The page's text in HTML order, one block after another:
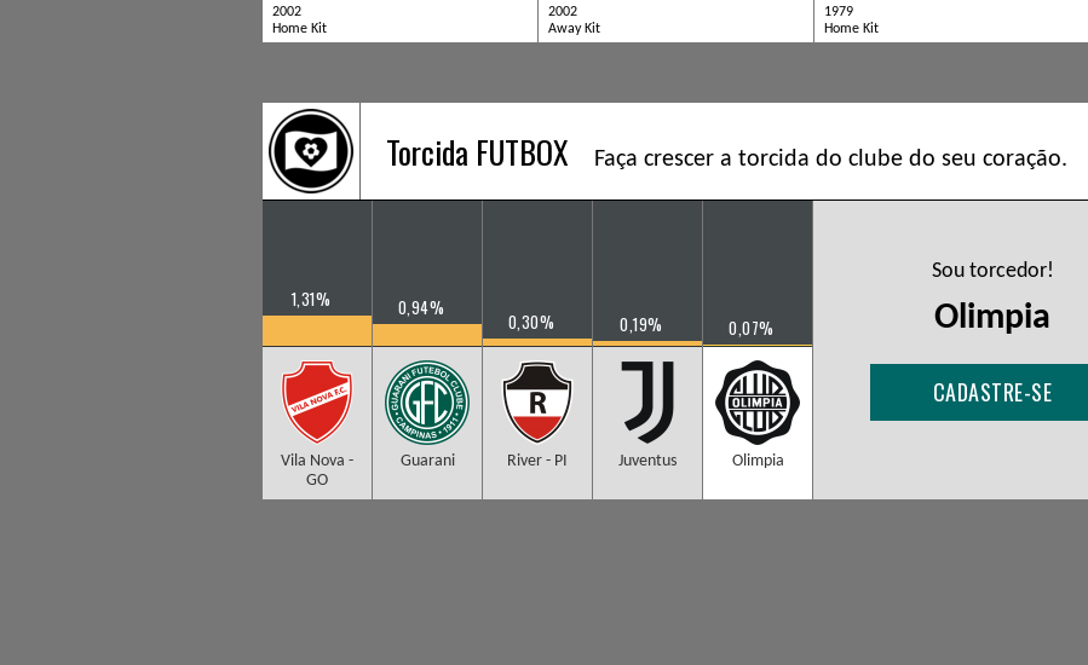
2002
Home Kit
2002
Away Kit
1979
Home Kit
Torcida FUTBOX Faça crescer a torcida do clube do seu coração.
1,31%
Vila Nova -
GO
0,94%
Guarani
0,30%
River - PI
0,19%
Juventus
0,07%
Olimpia
Sou torcedor!
Olimpia
CADASTRE-SE